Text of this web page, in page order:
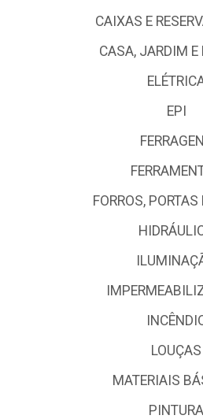
CAIXAS E
CASA, JARDIM
EPI
FORROS,
LOUÇAS
MATERIAIS
PINTURA